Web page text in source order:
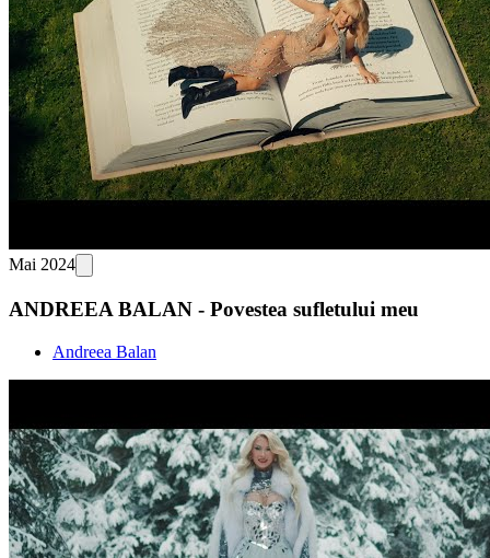
Mai 2024
ANDREEA BALAN - Povestea sufletului meu
Andreea Balan